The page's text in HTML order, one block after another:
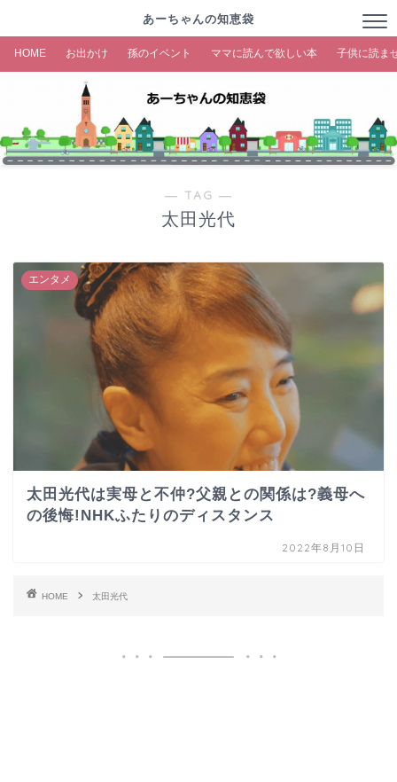
あーちゃんの知恵袋
HOME お出かけ 孫のイベント ママに読んで欲しい本 子供に読ま
― TAG ―
太田光代
エンタメ
太田光代は実母と不仲?父親との関係は?義母へ
の後悔!NHKふたりのディスタンス
2022年8月10日
HOME 太田光代